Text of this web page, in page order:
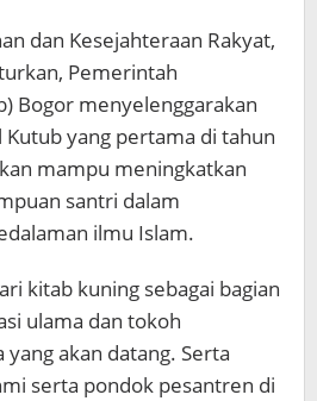
dan Kesejahteraan Rakyat,
Pemerintah
Bogor menyelenggarakan
Kutub yang pertama di tahun
mampu meningkatkan
santri dalam
ilmu Islam.
kitab kuning sebagai bagian
ulama dan tokoh
akan datang. Serta
serta pondok pesantren di